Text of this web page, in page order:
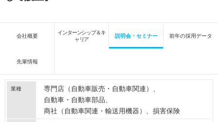
会社概要
インターンシップ＆キ
ャリア
説明会・セミナー 前年の採用データ
先輩情報
業種
専門店（自動車販売・自動車関連）
自動車・自動車部品
商社（自動車関連・輸送用機器）
損害保険